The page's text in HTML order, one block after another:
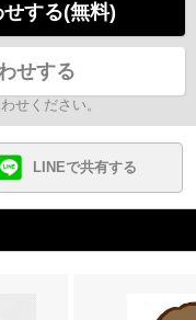
する(無料)
せする
せください。
LINEで共有する